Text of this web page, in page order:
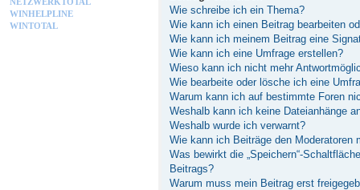
Wie schreibe ich ein Thema?
Wie kann ich einen Beitrag bearbeiten
Wie kann ich meinem Beitrag eine
Wie kann ich eine Umfrage erstellen?
Wieso kann ich nicht mehr
Wie bearbeite oder lösche ich eine
Warum kann ich auf bestimmte Foren
Weshalb kann ich keine Dateianhänge
Weshalb wurde ich verwarnt?
Wie kann ich Beiträge den Moderatoren
Was bewirkt die „Speichern“-
Beitrags?
Warum muss mein Beitrag erst
WINHELPLINE
WINTOTAL